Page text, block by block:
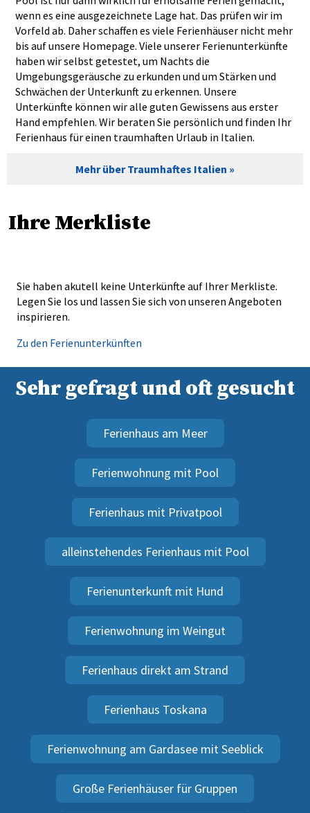
wenn es eine ausgezeichnete Lage hat. Das prüfen wir im
Vorfeld ab. Daher schaffen es viele Ferienhäuser nicht mehr
bis auf unsere Homepage. Viele unserer Ferienunterkünfte
haben wir selbst getestet, um Nachts die
Umgebungsgeräusche zu erkunden und um Stärken und
Schwächen der Unterkunft zu erkennen. Unsere
Unterkünfte können wir alle guten Gewissens aus erster
Hand empfehlen. Wir beraten Sie persönlich und finden Ihr
Ferienhaus für einen traumhaften Urlaub in Italien.
Mehr über Traumhaftes Italien
Ihre Merkliste
Sie haben akutell keine Unterkünfte auf Ihrer Merkliste.
Legen Sie los und lassen Sie sich von unseren Angeboten
inspirieren.
Zu den Ferienunterkünften
Sehr gefragt und oft gesucht
Ferienhaus am Meer
Ferienwohnung mit Pool
Ferienhaus mit Privatpool
alleinstehendes Ferienhaus mit Pool
Ferienunterkunft mit Hund
Ferienwohnung im Weingut
Ferienhaus direkt am Strand
Ferienhaus Toskana
Ferienwohnung am Gardasee mit Seeblick
Große Ferienhäuser für Gruppen